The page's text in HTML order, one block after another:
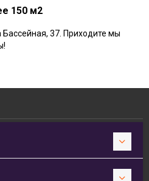
150 м2
Бассейная, 37. Приходите мы